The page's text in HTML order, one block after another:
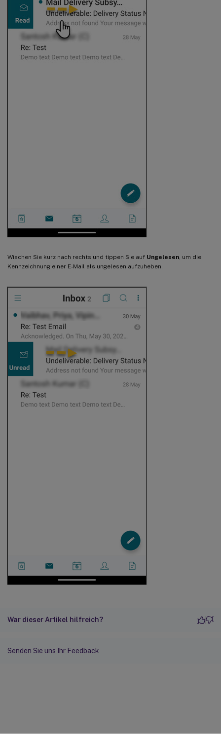
Wischen Sie kurz nach rechts und tippen Sie auf Ungelesen, um die
Kennzeichnung einer E-Mail als ungelesen aufzuheben.
War dieser Artikel hilfreich?
Senden Sie uns Ihr Feedback